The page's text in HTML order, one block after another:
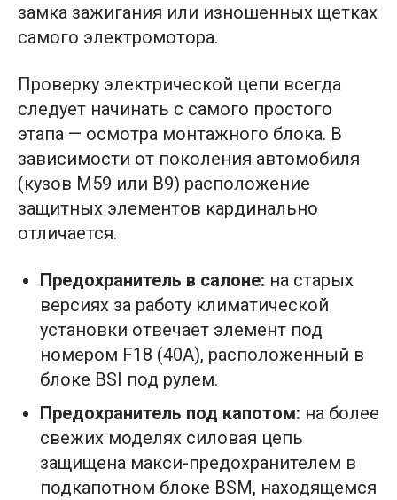
замка зажигания или изношенных щетках
самого электромотора.
Проверку электрической цепи всегда
следует начинать с самого простого
этапа — осмотра монтажного блока. В
зависимости от поколения автомобиля
(кузов M59 или B9) расположение
защитных элементов кардинально
отличается.
Предохранитель в салоне: на старых
версиях за работу климатической
установки отвечает элемент под
номером F18 (40А), расположенный в
блоке BSI под рулем.
Предохранитель под капотом: на более
свежих моделях силовая цепь
защищена макси-предохранителем в
подкапотном блоке BSM, находящемся